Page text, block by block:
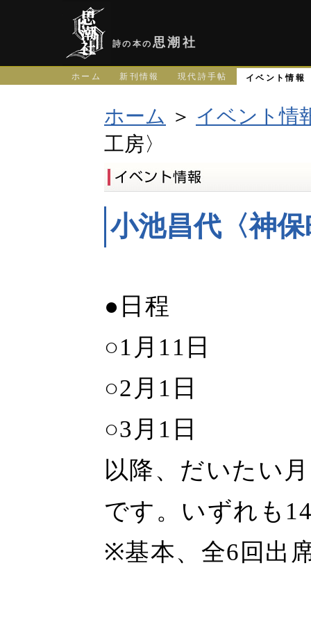
詩の本の 思潮社
ホーム 新刊情報 現代詩手帖 イベント情報
ホーム ＞ イベント情
工房〉
小池昌代〈神
●日程
○1月11日
○2月1日
○3月1日
以降、だいたい
です。いずれも
※基本、全6回出